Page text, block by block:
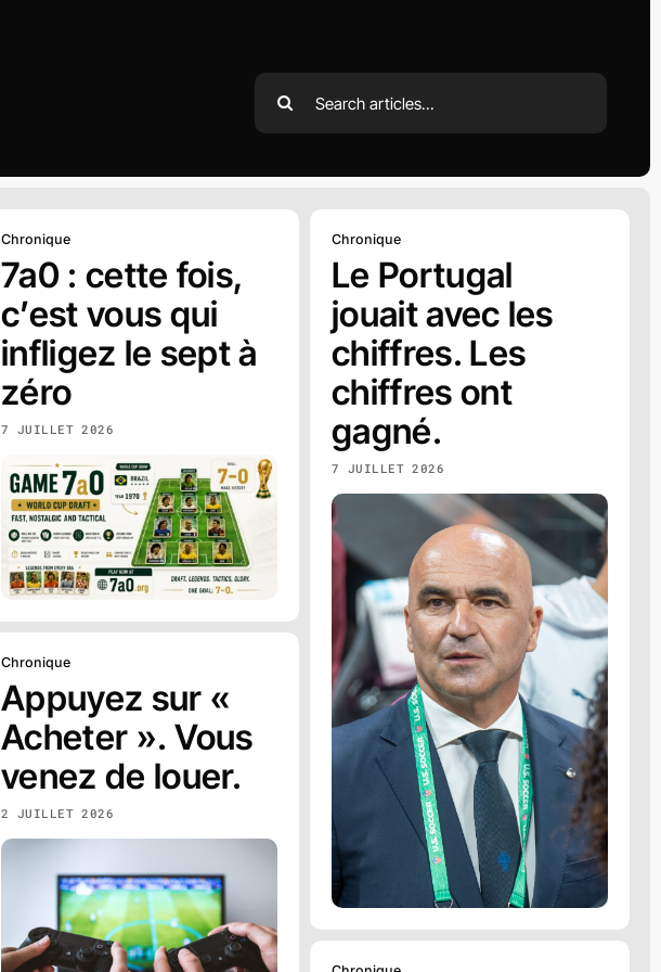
Search
for:
Chronique
7a0 : cette fois,
c’est vous qui
infligez le sept à
zéro
7 JUILLET 2026
Chronique
Le Portugal
jouait avec les
chiffres. Les
chiffres ont
gagné.
7 JUILLET 2026
Chronique
Appuyez sur «
Acheter ». Vous
venez de louer.
2 JUILLET 2026